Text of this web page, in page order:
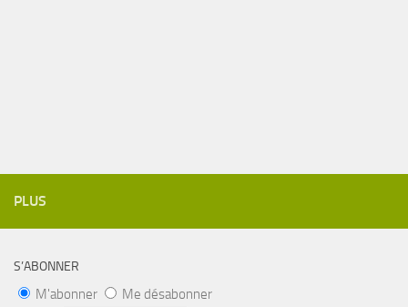
PLUS
S’ABONNER
M'abonner
Me désabonner